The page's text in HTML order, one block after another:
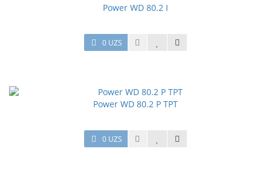
Power WD 80.2 I
0 UZS
Power WD 80.2 P TPT
0 UZS